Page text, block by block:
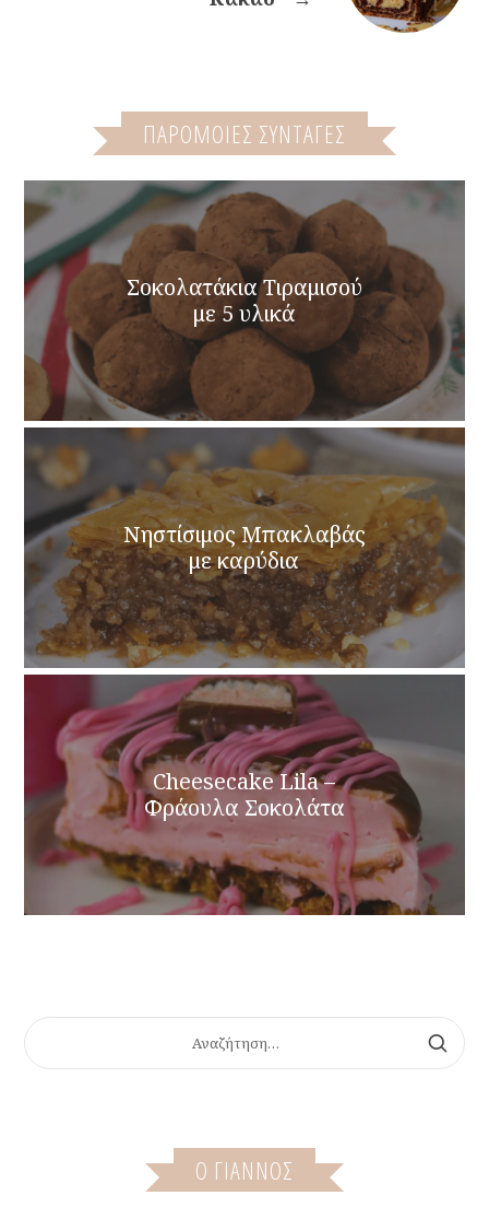
ΠΑΡΌΜΟΙΕΣ ΣΥΝΤΑΓΈΣ
Σοκολατάκια Τιραμισού
με 5 υλικά
Νηστίσιμος Μπακλαβάς
με καρύδια
Cheesecake Lila –
Φράουλα Σοκολάτα
ΑΝΑΖΉΤΗΣΗ
Ο ΓΙΆΝΝΟΣ